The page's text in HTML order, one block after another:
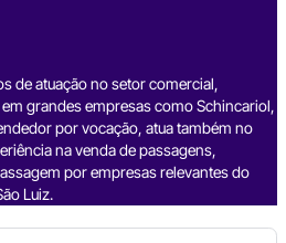
de atuação no setor comercial,
grandes empresas como Schincariol,
por vocação, atua também no
na venda de passagens,
por empresas relevantes do
Luiz.